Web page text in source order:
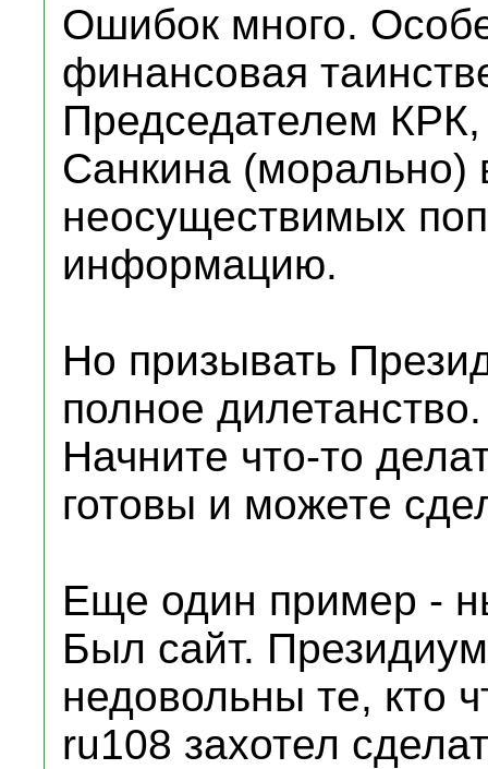
Ошибок много.
финансовая
Председателем
Санкина (морально)
неосуществимых
информацию.
Но призывать
полное дилетанство.
Начните что-то
готовы и можете
Еще один пример -
Был сайт.
недовольны те, кто
ru108 захотел